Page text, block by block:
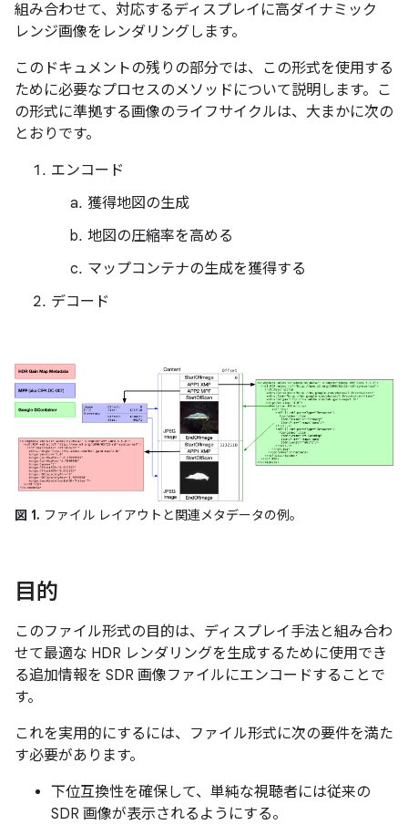
組み合わせて、対応するディスプレイに高ダイナミック
レンジ画像をレンダリングします。
このドキュメントの残りの部分では、この形式を使用する
ために必要なプロセスのメソッドについて説明します。こ
の形式に準拠する画像のライフサイクルは、大まかに次の
とおりです。
エンコード
獲得地図の生成
地図の圧縮率を高める
マップコンテナの生成を獲得する
デコード
図 1. ファイル レイアウトと関連メタデータの例。
目的
このファイル形式の目的は、ディスプレイ手法と組み合わ
せて最適な HDR レンダリングを生成するために使用でき
る追加情報を SDR 画像ファイルにエンコードすることで
す。
これを実用的にするには、ファイル形式に次の要件を満た
す必要があります。
下位互換性を確保して、単純な視聴者には従来の
SDR 画像が表示されるようにする。